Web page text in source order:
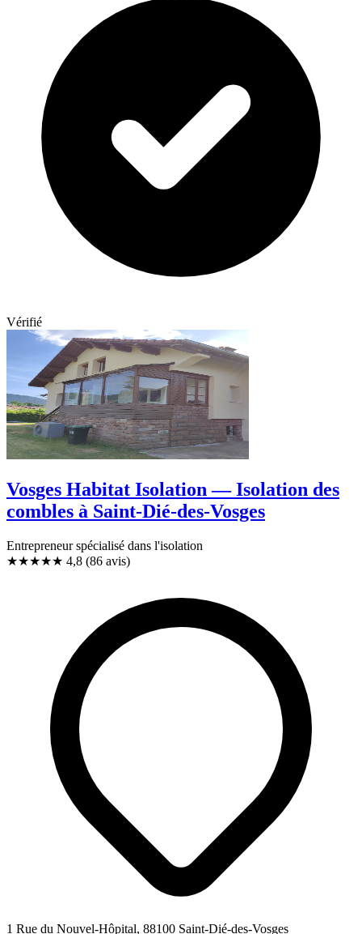
Vérifié
Vosges Habitat Isolation — Isolation des
combles à Saint-Dié-des-Vosges
Entrepreneur spécialisé dans l'isolation
★★★★★ 4,8 (86 avis)
1 Rue du Nouvel-Hôpital, 88100 Saint-Dié-des-Vosges